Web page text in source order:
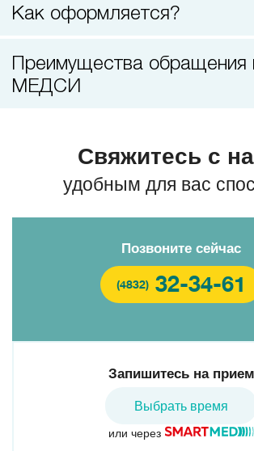
Как оформляется?
Преимущества обращения в
МЕДСИ
Свяжитесь с
удобным для вас
Позвоните сейчас
(4832) 32-34-61
Запишитесь на прием
Выбрать время
или через